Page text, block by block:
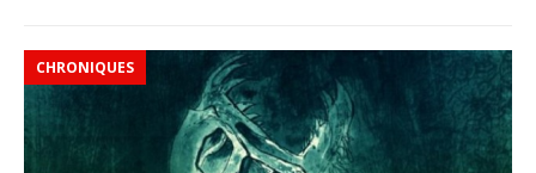
CHRONIQUES